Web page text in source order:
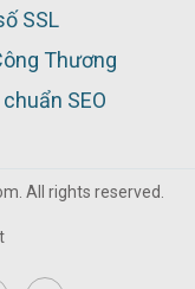
SSL
Thương
SEO
All rights reserved.